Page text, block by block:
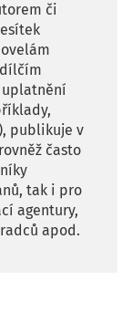
či
uplatnění
publikuje v
často
tak i pro
agentury,
apod.